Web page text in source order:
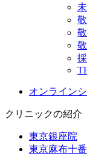
オンライン
クリニックの紹介
東京銀座院
東京麻布十